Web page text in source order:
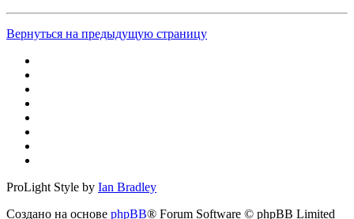
Вернуться на предыдущую страницу
ProLight Style by Ian Bradley
Создано на основе phpBB® Forum Software © phpBB Limited